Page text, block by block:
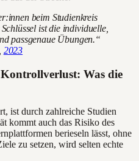
beim Studienkreis
ist die individuelle,
passgenaue Übungen.“
2023
Was die
ist durch zahlreiche Studien
kommt auch das Risiko des
berieseln lässt, ohne
zu setzen, wird selten echte